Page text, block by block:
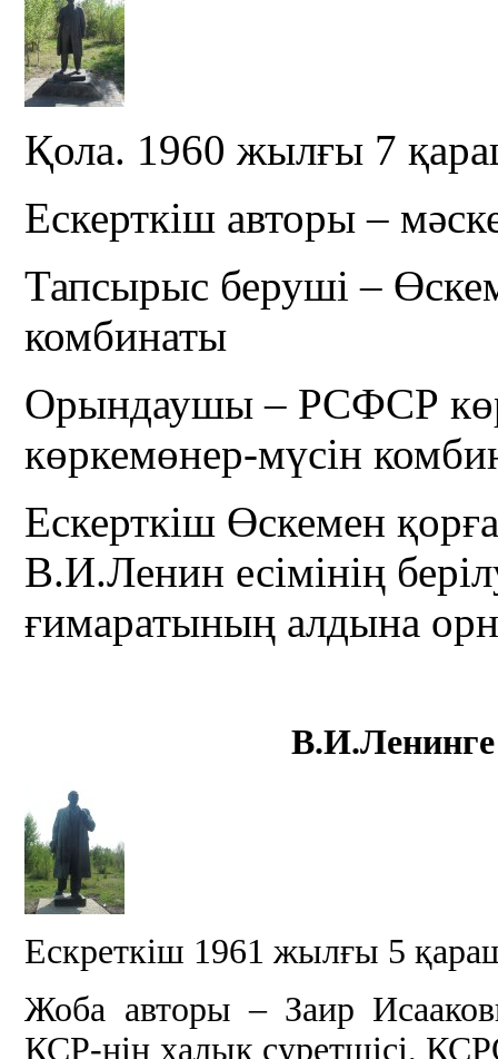
Қола. 1960 жылғы 7
Ескерткіш авторы –
Тапсырыс беруші –
комбинаты
Орындаушы – РСФСР
көркемөнер-мүсін
Ескерткіш Өскемен
В.И.Ленин есімінің
ғимаратының алдына
В.И.Ленинге
Ескреткіш 1961 жылғы 5
Жоба авторы – Заир
КСР-нің халық суретшісі,